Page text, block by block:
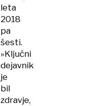
leta
2018
pa
šesti.
»Ključni
dejavnik
je
bil
zdravje,